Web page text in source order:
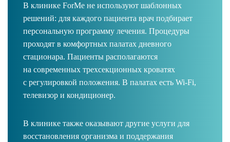
Диетология
Программа похудения
IV-терапия
Капельница Energy Boost
Капельница Hydration & Recovery
Капельница Immuno Support
Капельница Deep Detox
Капельница Anti-Stress Recovery
Капельница Vein Balance
Капельница Beauty Antioxidant Pro
В клинике ForMe не используют шаблонных
решений: для каждого пациента врач подбирает
персональную программу лечения. Процедуры
проходят в комфортных палатах дневного
стационара. Пациенты располагаются
на современных трехсекционных кроватях
с регулировкой положения. В палатах есть Wi-Fi,
телевизор и кондиционер.
В клинике также оказывают другие услуги для
восстановления организма и поддержания